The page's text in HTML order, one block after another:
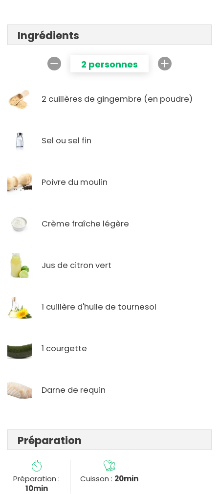
Ingrédients
2 personnes
2 cuillères de gingembre (en poudre)
Sel ou sel fin
Poivre du moulin
Crème fraîche légère
Jus de citron vert
1 cuillère d'huile de tournesol
1 courgette
Darne de requin
Préparation
Préparation :
10min
Cuisson : 20min